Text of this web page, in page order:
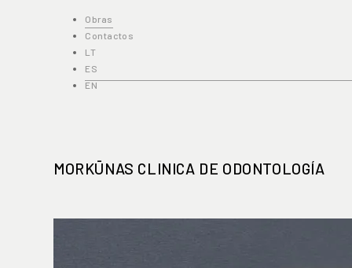
Obras
Contactos
LT
ES
EN
MORKŪNAS CLINICA DE ODONTOLOGÍA